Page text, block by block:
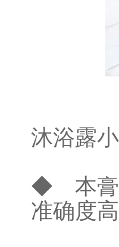
沐浴露
◆ 本膏
准确度